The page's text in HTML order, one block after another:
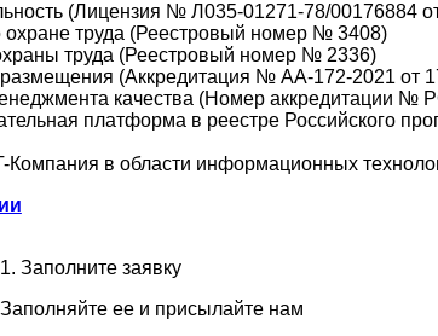
(Лицензия № Л035-01271-78/00176884
охране труда (Реестровый номер № 3408)
труда (Реестровый номер № 2336)
(Аккредитация № АА-172-2021 от
качества (Номер аккредитации
платформа в реестре Российского
Компания в области информационных
1. Заполните заявку
Заполняйте ее и присылайте нам